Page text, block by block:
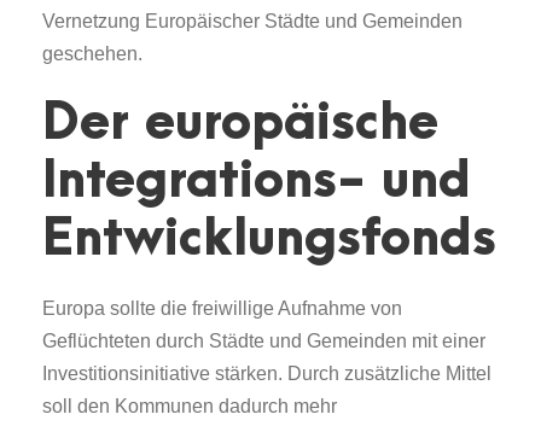
Vernetzung Europäischer Städte und Gemeinden
geschehen.
Der europäische
Integrations- und
Entwicklungsfonds
Europa sollte die freiwillige Aufnahme von
Geflüchteten durch Städte und Gemeinden mit einer
Investitionsinitiative stärken. Durch zusätzliche Mittel
soll den Kommunen dadurch mehr